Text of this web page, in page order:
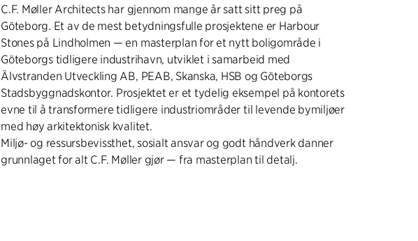
C.F. Møller Architects har gjennom mange år satt sitt preg på
Göteborg. Et av de mest betydningsfulle prosjektene er Harbour
Stones på Lindholmen — en masterplan for et nytt boligområde i
Göteborgs tidligere industrihavn, utviklet i samarbeid med
Älvstranden Utveckling AB, PEAB, Skanska, HSB og Göteborgs
Stadsbyggnadskontor. Prosjektet er et tydelig eksempel på kontorets
evne til å transformere tidligere industriområder til levende bymiljøer
med høy arkitektonisk kvalitet.
Miljø- og ressursbevissthet, sosialt ansvar og godt håndverk danner
grunnlaget for alt C.F. Møller gjør — fra masterplan til detalj.